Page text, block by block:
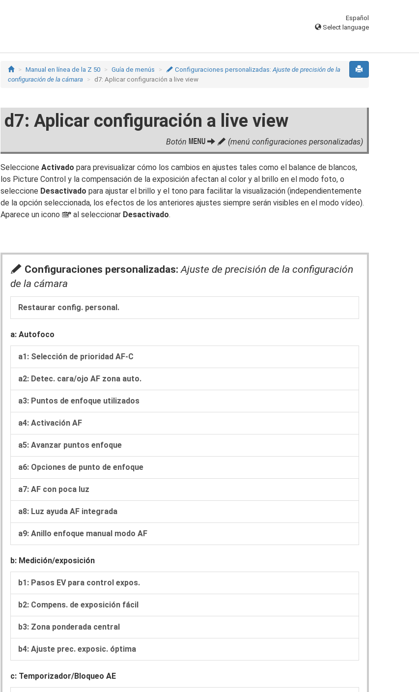
Español
Select language
Manual en línea de la Z 50 Guía de menús A Configuraciones personalizadas:Ajuste de precisión de la
configuración de la cámara
d7: Aplicar configuración a live view
d7: Aplicar configuración a live view
Botón G A (menú configuraciones personalizadas)
Seleccione Activado para previsualizar cómo los cambios en ajustes tales como el balance de blancos,
los Picture Control y la compensación de la exposición afectan al color y al brillo en el modo foto, o
seleccione Desactivado para ajustar el brillo y el tono para facilitar la visualización (independientemente
de la opción seleccionada, los efectos de los anteriores ajustes siempre serán visibles en el modo vídeo).
Aparece un icono g al seleccionar Desactivado.
A Configuraciones personalizadas:Ajuste de precisión de la configuración
de la cámara
Restaurar config. personal.
a: Autofoco
a1: Selección de prioridad AF-C
a2: Detec. cara/ojo AF zona auto.
a3: Puntos de enfoque utilizados
a4: Activación AF
a5: Avanzar puntos enfoque
a6: Opciones de punto de enfoque
a7: AF con poca luz
a8: Luz ayuda AF integrada
a9: Anillo enfoque manual modo AF
b: Medición/exposición
b1: Pasos EV para control expos.
b2: Compens. de exposición fácil
b3: Zona ponderada central
b4: Ajuste prec. exposic. óptima
c: Temporizador/Bloqueo AE